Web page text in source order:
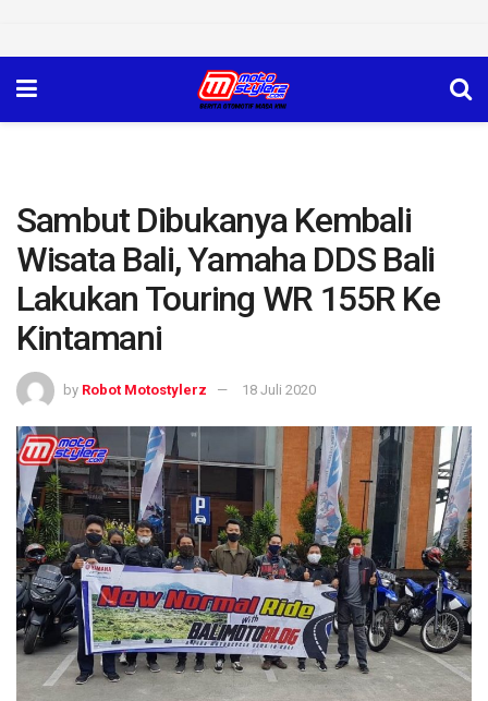
Sambut Dibukanya Kembali
Wisata Bali, Yamaha DDS Bali
Lakukan Touring WR 155R Ke
Kintamani
by Robot Motostylerz 18 Juli 2020